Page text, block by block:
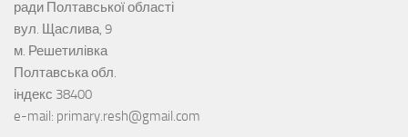
ради Полтавської області
вул. Щаслива, 9
м. Решетилівка
Полтавська обл.
індекс 38400
e-mail: primary.resh@gmail.com